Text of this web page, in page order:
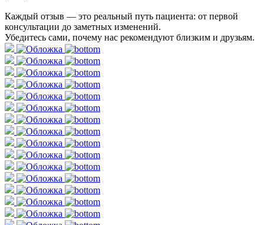
Каждый отзыв — это реальный путь пациента: от первой
консультации до заметных изменений.
Убедитесь сами, почему нас рекомендуют близким и друзьям.